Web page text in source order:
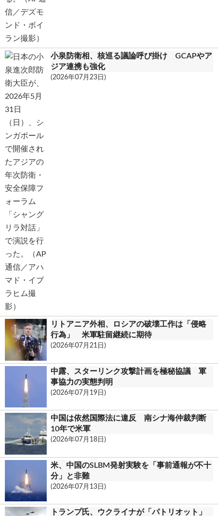
小泉防衛相、核巡る議論呼び掛け GCAPやア
ジア連携も強化
(2026年07月23日)
リトアニア外相、ロシアの破壊工作は「侵略
行為」 米軍駐留継続に期待
(2026年07月21日)
中露、スターリンク攻撃計画を極秘協議 軍
事協力の実態判明
(2026年07月19日)
中国は依然国際法に違反 南シナ海仲裁判断
10年で米軍
(2026年07月18日)
米、中国のSLBM発射実験を「事前通報が不十
分」と非難
(2026年07月13日)
トランプ氏、ウクライナが「パトリオット」